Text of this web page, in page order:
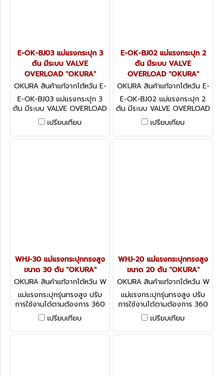
E-OK-BJ03 แม่แรงกระปุก 3
ตัน มีระบบ VALVE
OVERLOAD "OKURA"
OKURA สินค้าแท้จากไต้หวัน E-
OK-BJ03
E-OK-BJ03 แม่แรงกระปุก 3
ตัน มีระบบ VALVE OVERLOAD
"OKURA"
เปรียบเทียบ
E-OK-BJ02 แม่แรงกระปุก 2
ตัน มีระบบ VALVE
OVERLOAD "OKURA"
OKURA สินค้าแท้จากไต้หวัน E-
OK-BJ02
E-OK-BJ02 แม่แรงกระปุก 2
ตัน มีระบบ VALVE OVERLOAD
"OKURA"
เปรียบเทียบ
WHJ-30 แม่แรงกระปุกทรงสูง
ขนาด 30 ตัน "OKURA"
OKURA สินค้าแท้จากไต้หวัน W
HJ-30
แม่แรงกระปุกรุ่นทรงสูง ปรับ
การใช้งานได้ตามต้องการ 360
องศา ทั้งแนวตั้ง แนวตะแคง
แนวนอน
เปรียบเทียบ
WHJ-20 แม่แรงกระปุกทรงสูง
ขนาด 20 ตัน "OKURA"
OKURA สินค้าแท้จากไต้หวัน W
HJ-20
แม่แรงกระปุกรุ่นทรงสูง ปรับ
การใช้งานได้ตามต้องการ 360
องศา ทั้งแนวตั้ง แนวตะแคง
แนวนอน
เปรียบเทียบ